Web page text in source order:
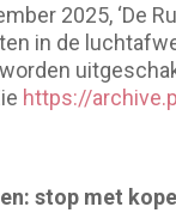
2025, ‘De
in de
https://
stop met